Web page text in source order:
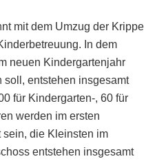
mit dem Umzug der Krippe
In dem
neuen Kindergartenjahr
soll, entstehen insgesamt
für Kindergarten-, 60 für
werden im ersten
die Kleinsten im
entstehen insgesamt